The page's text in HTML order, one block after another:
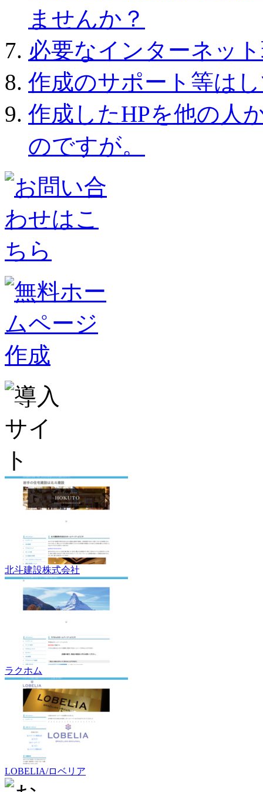
ませんか？
必要なインターネッ
作成のサポート等は
作成したHPを他の人
のですが。
北斗建設株式会社
ラクホム
LOBELIA/ロベリア